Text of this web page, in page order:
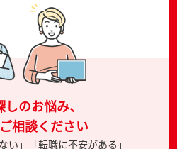
のお悩み、
相談ください
い」「転職に不安がある」